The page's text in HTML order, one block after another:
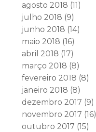
agosto 2018 (11)
julho 2018 (9)
junho 2018 (14)
maio 2018 (16)
abril 2018 (17)
março 2018 (8)
fevereiro 2018 (8)
janeiro 2018 (8)
dezembro 2017 (9)
novembro 2017 (16)
outubro 2017 (15)